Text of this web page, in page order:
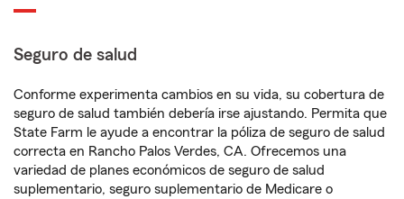
Seguro de salud
Conforme experimenta cambios en su vida, su cobertura de
seguro de salud también debería irse ajustando. Permita que
State Farm le ayude a encontrar la póliza de seguro de salud
correcta en Rancho Palos Verdes, CA. Ofrecemos una
variedad de planes económicos de seguro de salud
suplementario, seguro suplementario de Medicare o